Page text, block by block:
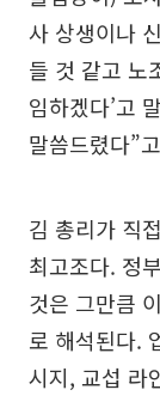
사 상생이나
들 것 같고 노
임하겠다’고
말씀드렸다”
김 총리가 직
최고조다. 정
것은 그만큼
로 해석된다.
시지, 교섭 라